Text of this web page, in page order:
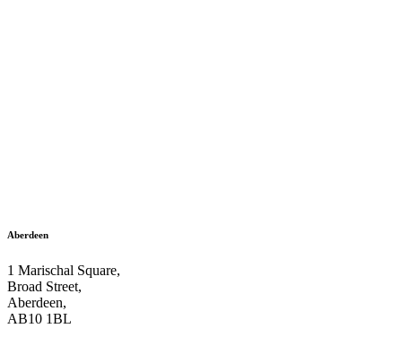
Aberdeen
1 Marischal Square,
Broad Street,
Aberdeen,
AB10 1BL